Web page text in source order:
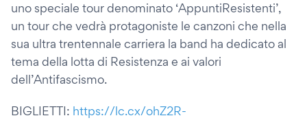
uno speciale tour denominato ‘AppuntiResistenti’,
un tour che vedrà protagoniste le canzoni che nella
sua ultra trentennale carriera la band ha dedicato al
tema della lotta di Resistenza e ai valori
dell’Antifascismo.
BIGLIETTI: https://lc.cx/ohZ2R-